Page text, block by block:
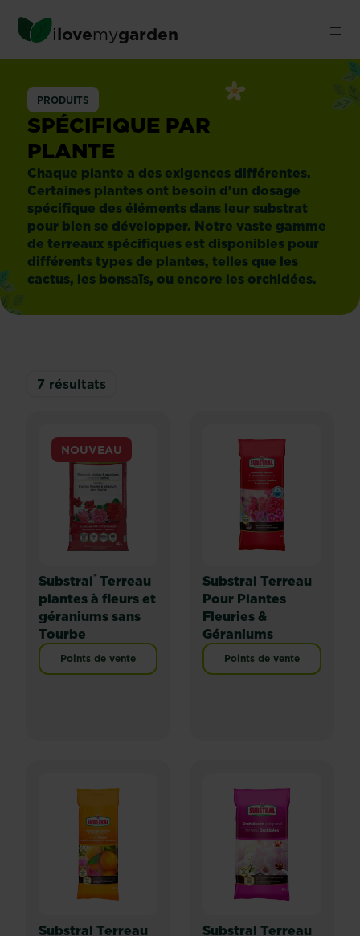
main
content
ilovemygarden
Spécifique
par
plante
PRODUITS
SPÉCIFIQUE PAR
PLANTE
Chaque plante a des exigences différentes.
Certaines plantes ont besoin d'un dosage
spécifique des éléments dans leur substrat
pour bien se développer. Notre vaste gamme
de terreaux spécifiques est disponibles pour
différents types de plantes, telles que les
cactus, les bonsaïs, ou encore les orchidées.
7 résultats
Substral® Terreau
plantes à fleurs et
géraniums sans
Tourbe
Points de vente
NOUVEAU
Substral Terreau
Pour Plantes
Fleuries &
Géraniums
Points de vente
Substral Terreau
Substral Terreau